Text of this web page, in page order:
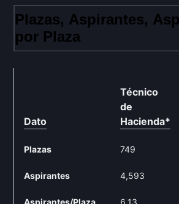
Plazas, Aspirantes,
por Plaza
Dato
Técnico
de
Hacienda*
Plazas 749
Aspirantes 4,593
Aspirantes/Plaza 6.13